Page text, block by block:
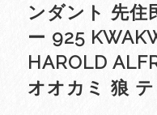
ンダント 先住
ー 925
HAROLD
オオカミ 狼